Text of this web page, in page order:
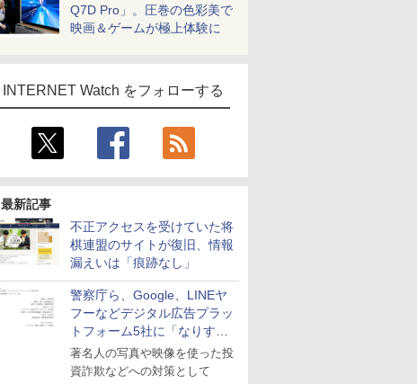
Q7D Pro」。圧巻の色彩美で
映画＆ゲームが極上体験に
INTERNET Watch をフォローする
最新記事
不正アクセスを受けていた将
棋連盟のサイトが復旧、情報
漏えいは「痕跡なし」
警察庁ら、Google、LINEヤ
フーなどデジタル広告プラッ
トフォーム5社に「なりすま
し詐欺広告」対策強化を要請
著名人の写真や映像を使った投
資詐欺などへの対策として